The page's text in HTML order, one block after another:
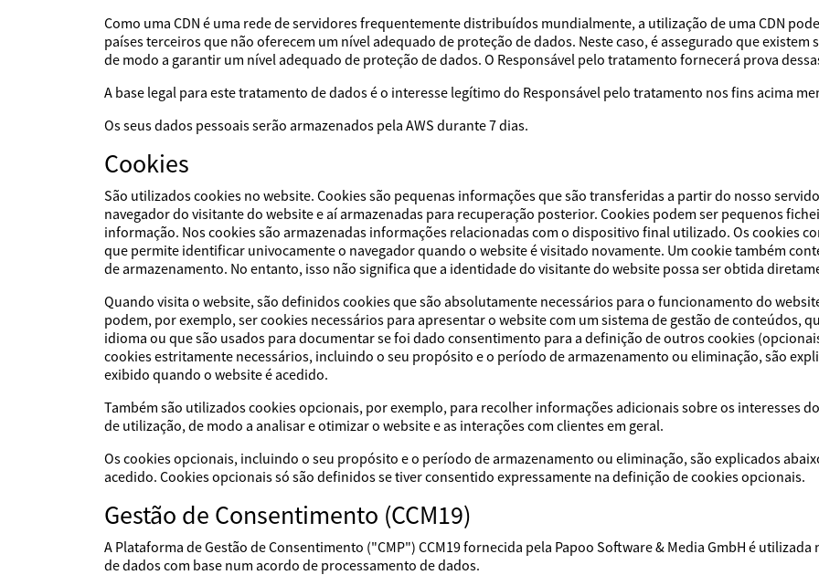
Como uma CDN é uma rede de servidores frequentemente distribuídos mundialmente, a utilização de uma CDN
países terceiros que não oferecem um nível adequado de proteção de dados. Neste caso, é assegurado que
de modo a garantir um nível adequado de proteção de dados. O Responsável pelo tratamento fornecerá prova
A base legal para este tratamento de dados é o interesse legítimo do Responsável pelo tratamento nos fins acima
Os seus dados pessoais serão armazenados pela AWS durante 7 dias.
Cookies
São utilizados cookies no website. Cookies são pequenas informações que são transferidas a partir do nosso
navegador do visitante do website e aí armazenadas para recuperação posterior. Cookies podem ser pequenos
informação. Nos cookies são armazenadas informações relacionadas com o dispositivo final utilizado. Os cookies
que permite identificar univocamente o navegador quando o website é visitado novamente. Um cookie também
de armazenamento. No entanto, isso não significa que a identidade do visitante do website possa ser obtida
Quando visita o website, são definidos cookies que são absolutamente necessários para o funcionamento do
podem, por exemplo, ser cookies necessários para apresentar o website com um sistema de gestão de conteúdos,
idioma ou que são usados para documentar se foi dado consentimento para a definição de outros cookies
cookies estritamente necessários, incluindo o seu propósito e o período de armazenamento ou eliminação, são
exibido quando o website é acedido.
Também são utilizados cookies opcionais, por exemplo, para recolher informações adicionais sobre os interesses
de utilização, de modo a analisar e otimizar o website e as interações com clientes em geral.
Os cookies opcionais, incluindo o seu propósito e o período de armazenamento ou eliminação, são explicados
acedido. Cookies opcionais só são definidos se tiver consentido expressamente na definição de cookies opcionais.
Gestão de Consentimento (CCM19)
A Plataforma de Gestão de Consentimento ("CMP") CCM19 fornecida pela Papoo Software & Media GmbH é
de dados com base num acordo de processamento de dados.